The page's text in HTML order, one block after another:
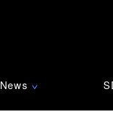
News ∨